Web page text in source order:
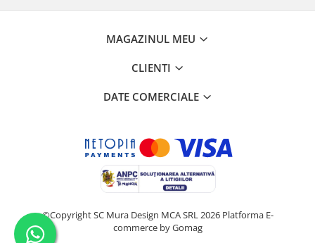
MAGAZINUL MEU
CLIENTI
DATE COMERCIALE
©Copyright SC Mura Design MCA SRL 2026 Platforma E-
commerce by Gomag